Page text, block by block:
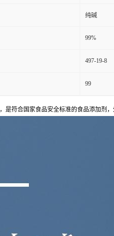
纯碱
99%
497-19-8
99
，是符合国家食品安全标准的食品添加剂